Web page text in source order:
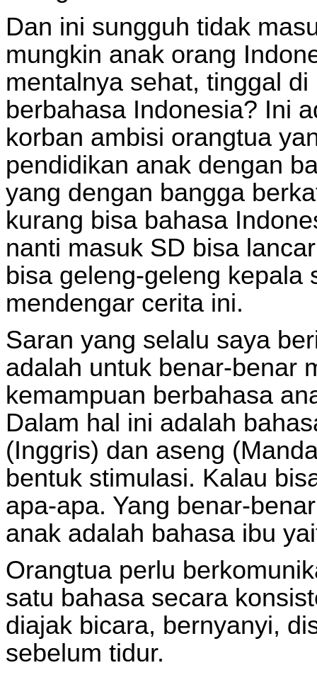
Dan ini sungguh tidak
mungkin anak orang
mentalnya sehat, tinggal
berbahasa Indonesia? Ini
korban ambisi orangtua
pendidikan anak dengan
yang dengan bangga
kurang bisa bahasa
nanti masuk SD bisa
bisa geleng-geleng kepala
mendengar cerita ini.
Saran yang selalu saya
adalah untuk benar-benar
kemampuan berbahasa
Dalam hal ini adalah
(Inggris) dan aseng
bentuk stimulasi. Kalau
apa-apa. Yang benar-
anak adalah bahasa ibu
Orangtua perlu
satu bahasa secara
diajak bicara, bernyanyi,
sebelum tidur.